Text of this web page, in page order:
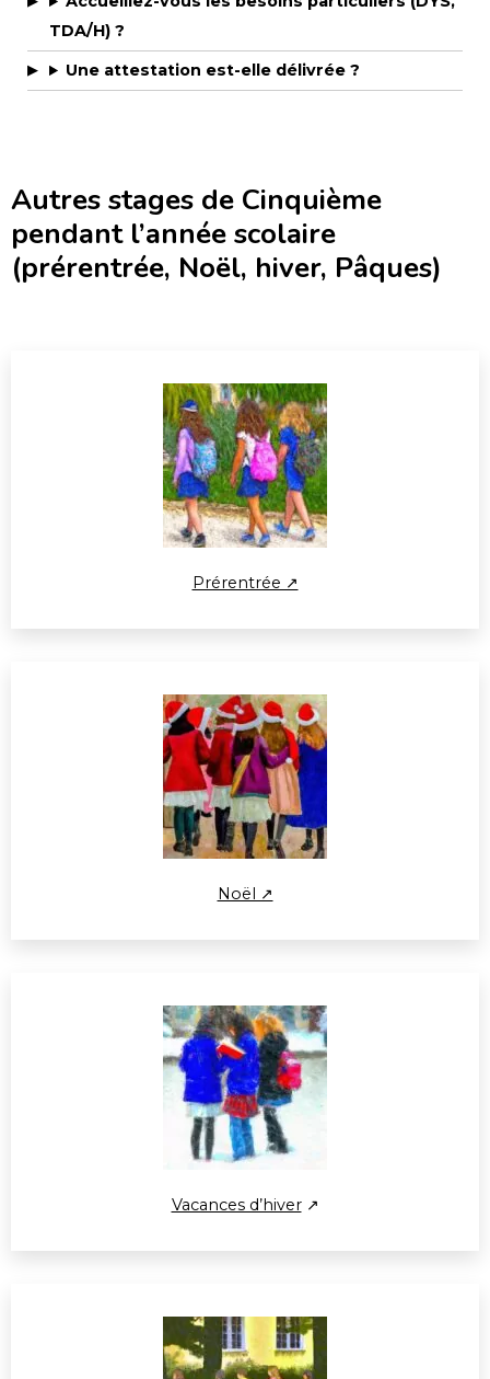
TDA/H) ?
Une attestation est-elle délivrée ?
Autres stages de Cinquième
pendant l’année scolaire
(prérentrée, Noël, hiver, Pâques)
Prérentrée ↗
Noël ↗
Vacances d’hiver↗